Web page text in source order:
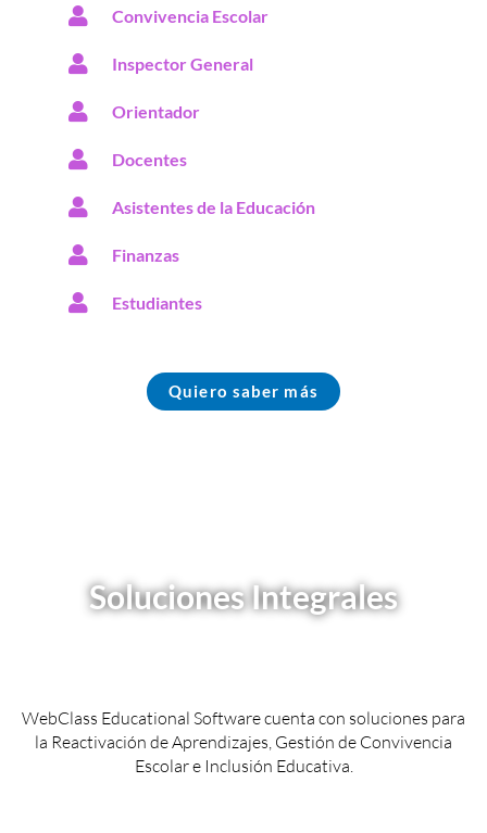
Convivencia Escolar
Inspector General
Orientador
Docentes
Asistentes de la Educación
Finanzas
Estudiantes
Quiero saber más
Soluciones Integrales
WebClass Educational Software cuenta con soluciones para
la Reactivación de Aprendizajes, Gestión de Convivencia
Escolar e Inclusión Educativa.